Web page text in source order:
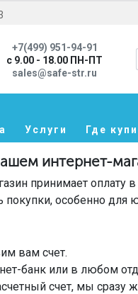
+7(499) 951-94-91
с 9.00 - 18.00 ПН-ПТ
sales@safe-str.ru
Услуги Где
интернет-
принимает оплату
особенно для
вам счет.
банк или в любом
счет, мы сразу